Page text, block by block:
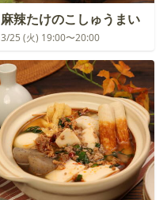
麻辣たけのこしゅうまい
3/25 (火) 19:00〜20:00